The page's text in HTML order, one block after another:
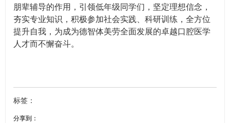
朋辈辅导的作用，引领低年级同学们，坚定理想信念，
夯实专业知识，积极参加社会实践、科研训练，全方位
提升自我，为成为德智体美劳全面发展的卓越口腔医学
人才而不懈奋斗。
标签：
分享到：